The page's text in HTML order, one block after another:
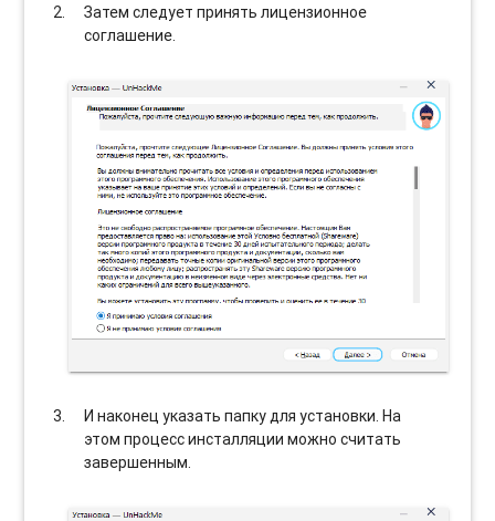
Затем следует принять лицензионное
соглашение.
И наконец указать папку для установки. На
этом процесс инсталляции можно считать
завершенным.